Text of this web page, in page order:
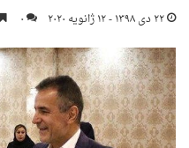
۲۲ دی ۱۳۹۸ - ۱۲ ژانویه ۲۰۲۰ ۰